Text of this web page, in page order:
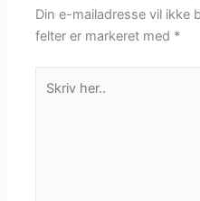
Din e-mailadresse vil ikke
felter er markeret med *
her..